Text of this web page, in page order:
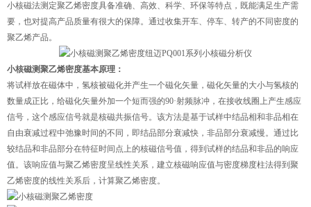
小核磁法测定聚乙烯密度具备准确、高效、科学、环保等特点，既能满足生产需
要，也对提高产品质量有很大的保障。通过收集开车、停车、转产的不同密度的
聚乙烯产品。
纽迈PQ001系列小核磁分析仪
小核磁测聚乙烯密度基本原理：
将试样放在磁体中，氢核被磁化并产生一个磁化矢量，磁化矢量的大小与氢核的
数量成正比，给磁化矢量外加一个短而强的90·射频脉冲，在接收线圈上产生感应
信号，这个感应信号就是核磁共振信号。该方法是基于试样中结品相和非品相在
自由衰减过程中弛豫时间的不同，即结品部分衰减快，非品部分衰减慢。通过比
较结品和非品部分在特征时间点上的核磁信号值，得到试样的结品和非品的响应
值。该响应值与聚乙烯密度呈线性关系，建立核磁响应值与密度梯度柱法得到聚
乙烯密度的线性关系后，计算聚乙烯密度。